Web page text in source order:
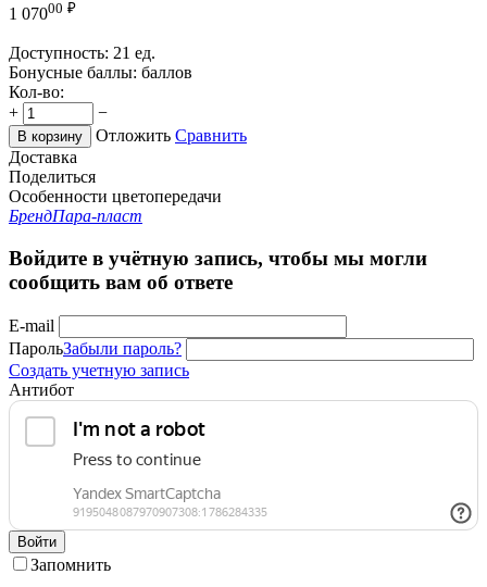
1 07000 ₽
Доступность: 21 ед.
Бонусные баллы: баллов
Кол-во:
+
−
В корзину Отложить Сравнить
Доставка
Поделиться
Особенности цветопередачи
БрендПара-пласт
Войдите в учётную запись, чтобы мы могли
сообщить вам об ответе
E-mail
ПарольЗабыли пароль?
Создать учетную запись
Антибот
Войти
Запомнить